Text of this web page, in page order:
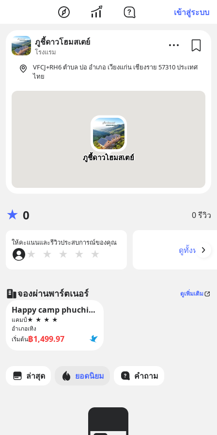
เข้าสู่ระบบ
ภูชี้ดาวโฮมสเตย์
โรงแรม
VFCJ+RH6 ตำบล ปอ อำเภอ เวียงแก่น เชียงราย 57310 ประเทศ
ไทย
ภูชี้ดาวโฮมสเตย์
★ 0 0 รีวิว
ให้คะแนนและรีวิวประสบการณ์ของคุณ
★ ★ ★ ★ ★ ดูทั้งหมด
จองผ่านพาร์ตเนอร์ ดูเพิ่มเติม
Happy camp phuchifa แฮปปี้แคมป์ ภูชี้ฟ้า
แคมป์★ ★ ★ ★
อำเภอเทิง
เริ่มต้น฿1,499.97
ล่าสุด ยอดนิยม คำถาม